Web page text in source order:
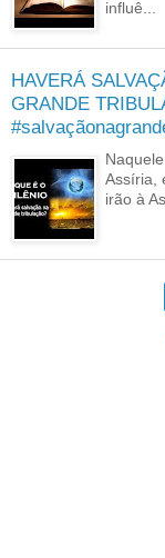
influê...
HAVERÁ
GRANDE
Assíria,
irão à